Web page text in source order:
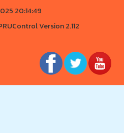
20:14:49
Version 2.112